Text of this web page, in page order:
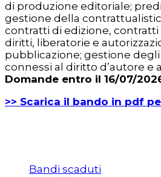
di produzione editoriale;
gestione della
contratti di edizione, contratti
diritti, liberatorie e
pubblicazione; gestione
connessi al diritto d’autore e
Domande entro il 16/07/
>> Scarica il bando in pdf
Bandi scaduti